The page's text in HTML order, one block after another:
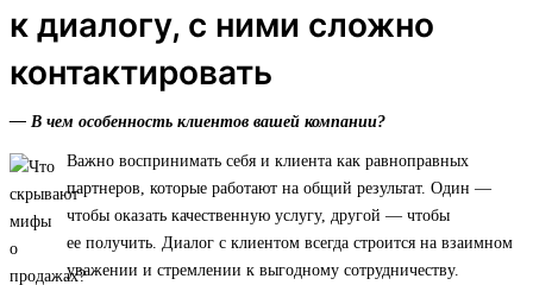
к диалогу, с ними сложно
контактировать
— В чем особенность клиентов вашей компании?
Важно воспринимать себя и клиента как равноправных
партнеров, которые работают на общий результат. Один —
чтобы оказать качественную услугу, другой — чтобы
ее получить. Диалог с клиентом всегда строится на взаимном
уважении и стремлении к выгодному сотрудничеству.